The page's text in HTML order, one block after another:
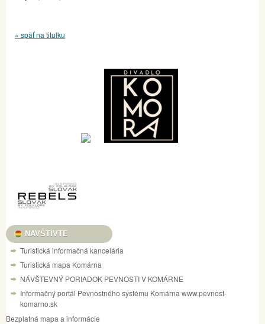
« späť na titulku
NAVŠTÍVTE
Turistická informačná kancelária
Turistická mapa Komárna
NÁVŠTEVNÝ PORIADOK PEVNOSTI V KOMÁRNE
Informačný portál Pevnostného systému Komárna www.pevnost-
komarno.sk
Bezplatná mapa a informácie